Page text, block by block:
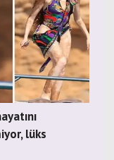
lüks